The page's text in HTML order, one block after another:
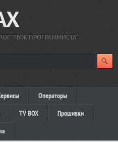
"ТЫЖ ПРОГРАММИСТА"
Операторы
TV BOX Прошивки